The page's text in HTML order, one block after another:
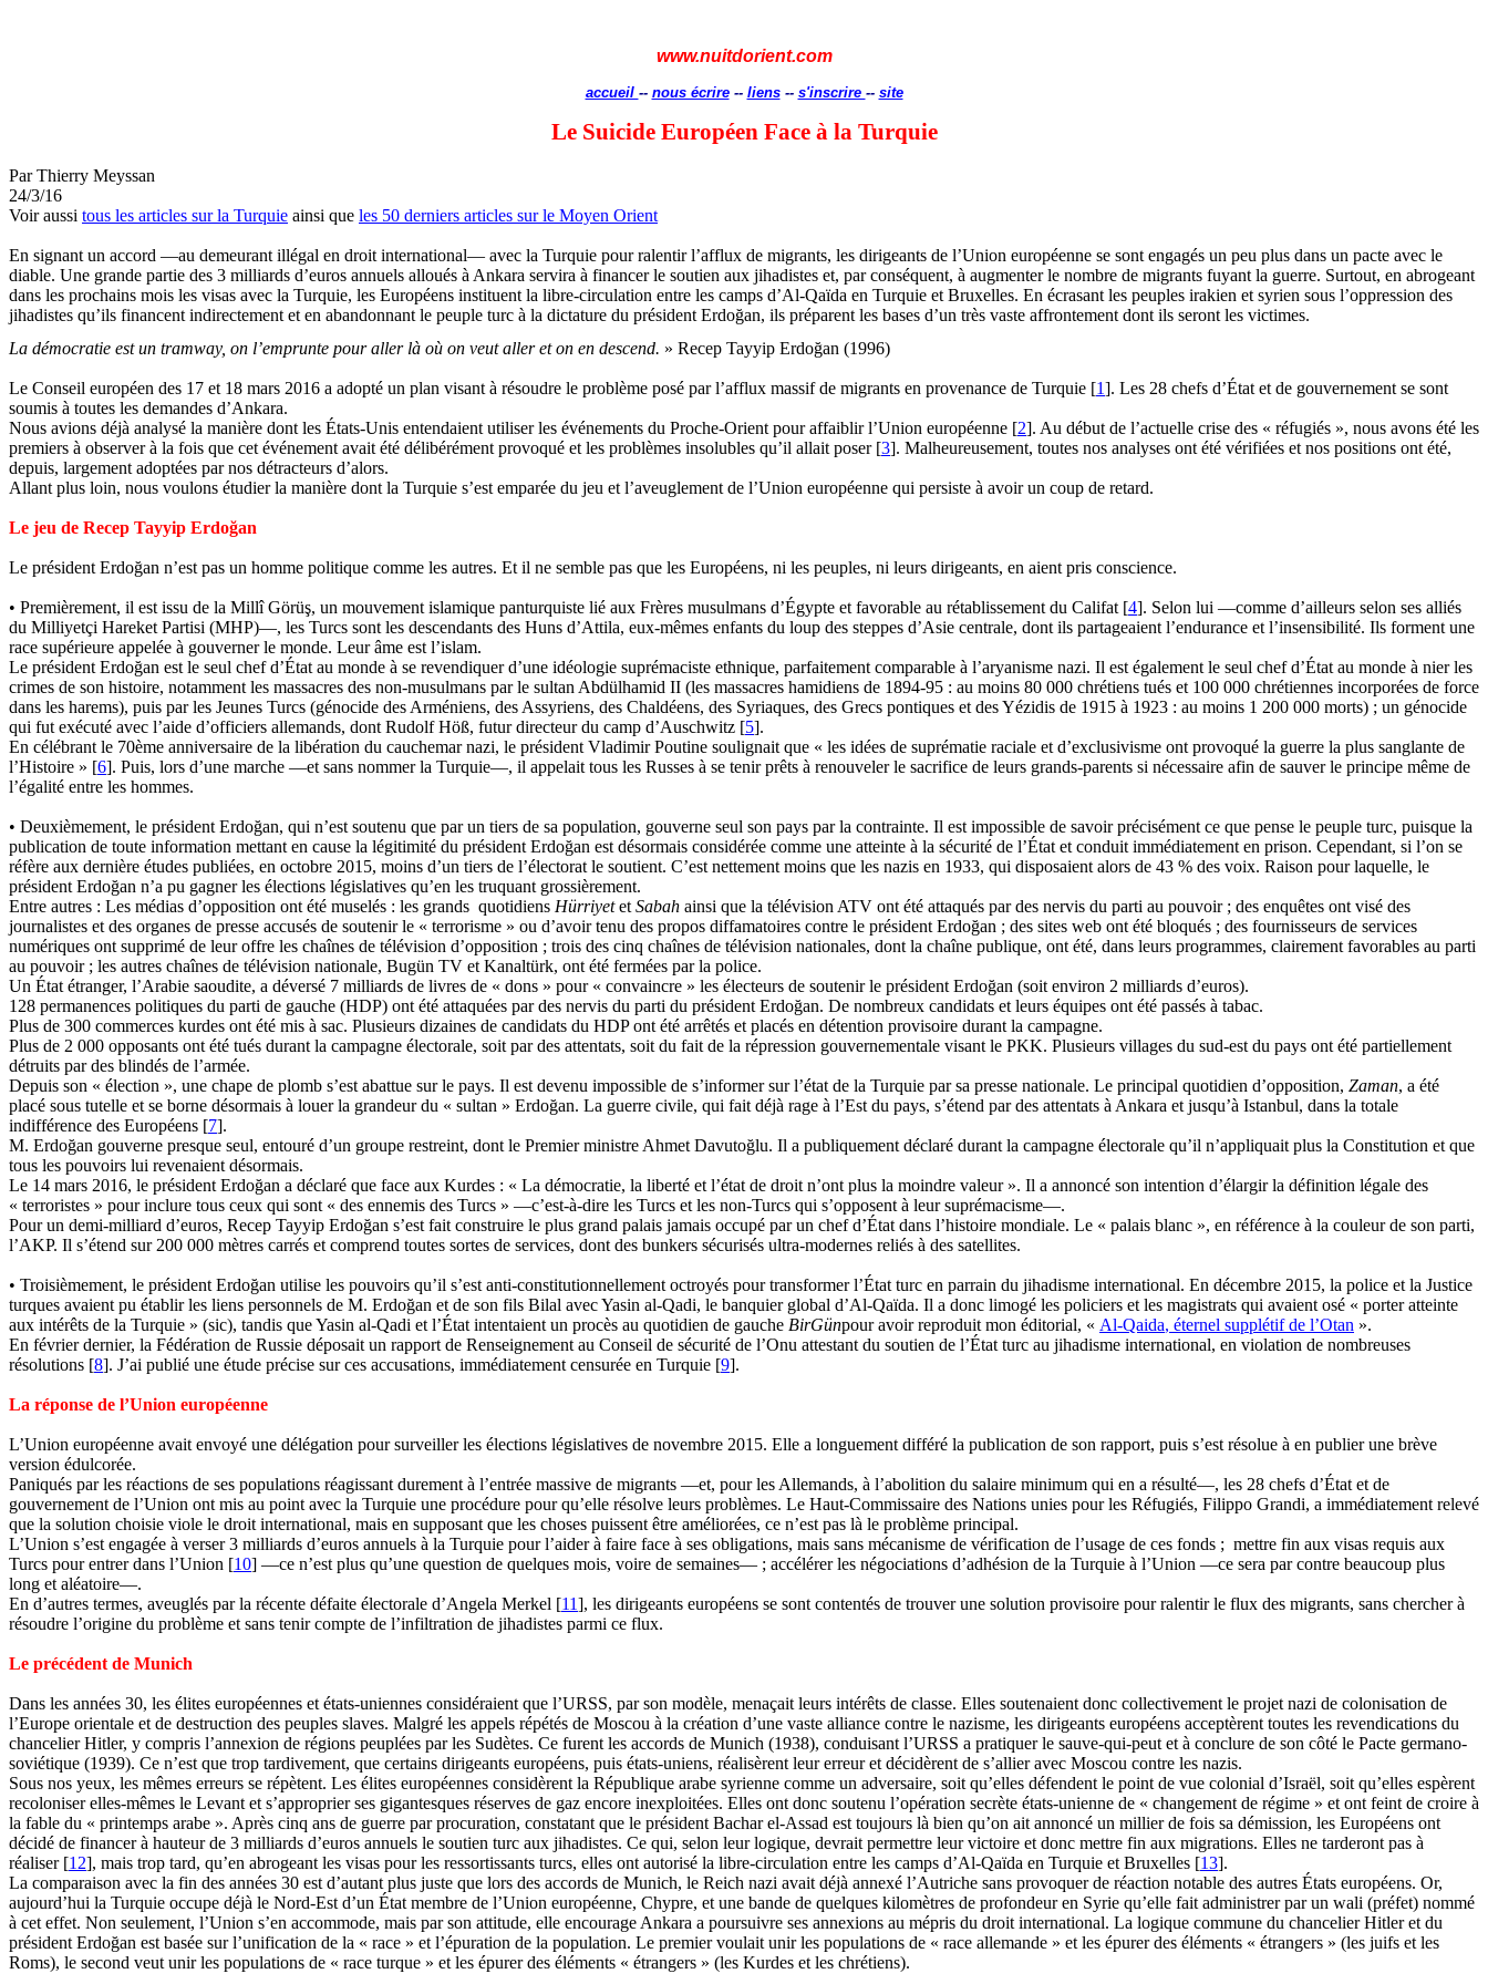
www.nuitdorient.com
accueil -- nous écrire-- liens-- s'inscrire -- site
Le Suicide Européen Face à la Turquie
Par Thierry Meyssan
24/3/16
Voir aussi tous les articles sur la Turquie ainsi que les 50 derniers articles sur le Moyen Orient
En signant un accord —au demeurant illégal en droit international— avec la Turquie pour ralentir l’afflux de migrants, les dirigeants de l’Union européenne se sont engagés un peu plus dans un pacte avec le
diable. Une grande partie des 3 milliards d’euros annuels alloués à Ankara servira à financer le soutien aux jihadistes et, par conséquent, à augmenter le nombre de migrants fuyant la guerre. Surtout, en abrogeant
dans les prochains mois les visas avec la Turquie, les Européens instituent la libre-circulation entre les camps d’Al-Qaïda en Turquie et Bruxelles. En écrasant les peuples irakien et syrien sous l’oppression des
jihadistes qu’ils financent indirectement et en abandonnant le peuple turc à la dictature du président Erdoğan, ils préparent les bases d’un très vaste affrontement dont ils seront les victimes.
La démocratie est un tramway, on l’emprunte pour aller là où on veut aller et on en descend. » Recep Tayyip Erdoğan (1996)
Le Conseil européen des 17 et 18 mars 2016 a adopté un plan visant à résoudre le problème posé par l’afflux massif de migrants en provenance de Turquie [1]. Les 28 chefs d’État et de gouvernement se sont
soumis à toutes les demandes d’Ankara.
Nous avions déjà analysé la manière dont les États-Unis entendaient utiliser les événements du Proche-Orient pour affaiblir l’Union européenne [2]. Au début de l’actuelle crise des « réfugiés », nous avons été les
premiers à observer à la fois que cet événement avait été délibérément provoqué et les problèmes insolubles qu’il allait poser [3]. Malheureusement, toutes nos analyses ont été vérifiées et nos positions ont été,
depuis, largement adoptées par nos détracteurs d’alors.
Allant plus loin, nous voulons étudier la manière dont la Turquie s’est emparée du jeu et l’aveuglement de l’Union européenne qui persiste à avoir un coup de retard.
Le jeu de Recep Tayyip Erdoğan
Le président Erdoğan n’est pas un homme politique comme les autres. Et il ne semble pas que les Européens, ni les peuples, ni leurs dirigeants, en aient pris conscience.
• Premièrement, il est issu de la Millî Görüş, un mouvement islamique panturquiste lié aux Frères musulmans d’Égypte et favorable au rétablissement du Califat [4]. Selon lui —comme d’ailleurs selon ses alliés
du Milliyetçi Hareket Partisi (MHP)—, les Turcs sont les descendants des Huns d’Attila, eux-mêmes enfants du loup des steppes d’Asie centrale, dont ils partageaient l’endurance et l’insensibilité. Ils forment une
race supérieure appelée à gouverner le monde. Leur âme est l’islam.
Le président Erdoğan est le seul chef d’État au monde à se revendiquer d’une idéologie suprémaciste ethnique, parfaitement comparable à l’aryanisme nazi. Il est également le seul chef d’État au monde à nier les
crimes de son histoire, notamment les massacres des non-musulmans par le sultan Abdülhamid II (les massacres hamidiens de 1894-95 : au moins 80 000 chrétiens tués et 100 000 chrétiennes incorporées de force
dans les harems), puis par les Jeunes Turcs (génocide des Arméniens, des Assyriens, des Chaldéens, des Syriaques, des Grecs pontiques et desYézidis de 1915 à 1923 : au moins 1 200 000 morts) ; un génocide
qui fut exécuté avec l’aide d’officiers allemands, dont RudolfHöß, futur directeur du camp d’Auschwitz [5].
En célébrant le 70ème anniversaire de la libération du cauchemar nazi, le président Vladimir Poutine soulignait que « les idées de suprématie raciale et d’exclusivisme ont provoqué la guerre la plus sanglante de
l’Histoire » [6]. Puis, lors d’une marche —et sans nommer la Turquie—, il appelait tous les Russes à se tenir prêts à renouveler le sacrifice de leurs grands-parents si nécessaire afin de sauver le principe même de
l’égalité entre les hommes.
• Deuxièmement, le président Erdoğan, qui n’est soutenu que par un tiers de sa population, gouverne seul son pays par la contrainte. Il est impossible de savoir précisément ce que pense le peuple turc, puisque la
publication de toute information mettant en cause la légitimité du président Erdoğan est désormais considérée comme une atteinte à la sécurité de l’État et conduit immédiatement en prison. Cependant, si l’on se
réfère aux dernière études publiées, en octobre 2015, moins d’un tiers de l’électorat le soutient. C’est nettement moins que les nazis en 1933, qui disposaient alors de 43 % des voix. Raison pour laquelle, le
président Erdoğan n’a pu gagner les élections législatives qu’en les truquant grossièrement.
Entre autres : Les médias d’opposition ont été muselés : les grands quotidiens Hürriyetet Sabah ainsi que la télévision ATV ont été attaqués par des nervis du parti au pouvoir ; des enquêtes ont visé des
journalistes et des organes de presse accusés de soutenir le « terrorisme » ou d’avoir tenu des propos diffamatoires contre le président Erdoğan ; des sites web ont été bloqués ; des fournisseurs de services
numériques ont supprimé de leur offre les chaînes de télévision d’opposition ; trois des cinq chaînes de télévision nationales, dont la chaîne publique, ont été, dans leurs programmes, clairement favorables au parti
au pouvoir ; les autres chaînes de télévision nationale, Bugün TV et Kanaltürk, ont été fermées par la police.
Un État étranger, l’Arabie saoudite, a déversé 7 milliards de livres de « dons » pour « convaincre » les électeurs de soutenir le président Erdoğan (soit environ 2 milliards d’euros).
128 permanences politiques du parti de gauche (HDP) ont été attaquées par des nervis du parti du président Erdoğan. De nombreux candidats et leurs équipes ont été passés à tabac.
Plus de 300 commerces kurdes ont été mis à sac. Plusieurs dizaines de candidats du HDP ont été arrêtés et placés en détention provisoire durant la campagne.
Plus de 2 000 opposants ont été tués durant la campagne électorale, soit par des attentats, soit du fait de la répression gouvernementale visant le PKK. Plusieurs villages du sud-est du pays ont été partiellement
détruits par des blindés de l’armée.
Depuis son « élection », une chape de plomb s’est abattue sur le pays. Il est devenu impossible de s’informer sur l’état de la Turquie par sa presse nationale. Le principal quotidien d’opposition, Zaman, a été
placé sous tutelle et se borne désormais à louer la grandeur du « sultan » Erdoğan. La guerre civile, qui fait déjà rage à l’Est du pays, s’étend par des attentats à Ankara et jusqu’à Istanbul, dans la totale
indifférence des Européens [7].
M. Erdoğan gouverne presque seul, entouré d’un groupe restreint, dont le Premier ministre Ahmet Davutoğlu. Il a publiquement déclaré durant la campagne électorale qu’il n’appliquait plus la Constitution et que
tous les pouvoirs lui revenaient désormais.
Le 14 mars 2016, le président Erdoğan a déclaré que face aux Kurdes : « La démocratie, la liberté et l’état de droit n’ont plus la moindre valeur ». Il a annoncé son intention d’élargir la définition légale des
« terroristes » pour inclure tous ceux qui sont « des ennemis des Turcs » —c’est-à-dire les Turcs et les non-Turcs qui s’opposent à leursuprémacisme—.
Pour un demi-milliard d’euros, Recep Tayyip Erdoğan s’est fait construire le plus grand palais jamais occupé par un chef d’État dans l’histoire mondiale. Le « palais blanc », en référence à la couleur de son parti,
l’AKP. Il s’étend sur 200 000 mètres carrés et comprend toutes sortes de services, dont des bunkers sécurisés ultra-modernes reliés à des satellites.
• Troisièmement, le président Erdoğan utilise les pouvoirs qu’il s’est anti-constitutionnellement octroyés pour transformer l’État turc en parrain du jihadisme international. En décembre 2015, la police et la Justice
turques avaient pu établir les liens personnels de M. Erdoğan et de son fils Bilal avecYasin al-Qadi, le banquier global d’Al-Qaïda. Il a donc limogé les policiers et les magistrats qui avaient osé « porter atteinte
aux intérêts de la Turquie » (sic), tandis queYasin al-Qadi et l’État intentaient un procès au quotidien de gauche BirGünpouravoir reproduit mon éditorial, « Al-Qaida, éternel supplétif de l’Otan ».
En février dernier, la Fédération de Russie déposait un rapport de Renseignement au Conseil de sécurité de l’Onu attestant du soutien de l’État turc au jihadisme international, en violation de nombreuses
résolutions [8]. J’ai publié une étude précise sur ces accusations, immédiatement censurée en Turquie [9].
La réponse de l’Union européenne
L’Union européenne avait envoyé une délégation pour surveiller les élections législatives de novembre 2015. Elle a longuement différé la publication de son rapport, puis s’est résolue à en publier une brève
version édulcorée.
Paniqués par les réactions de ses populations réagissant durement à l’entrée massive de migrants —et, pour les Allemands, à l’abolition du salaire minimum qui en a résulté—, les 28 chefs d’État et de
gouvernement de l’Union ont mis au point avec la Turquie une procédure pour qu’elle résolve leurs problèmes. Le Haut-Commissaire des Nations unies pour les Réfugiés, Filippo Grandi, a immédiatement relevé
que la solution choisie viole le droit international, mais en supposant que les choses puissent être améliorées, ce n’est pas là le problème principal.
L’Union s’est engagée à verser 3 milliards d’euros annuels à la Turquie pour l’aider à faire face à ses obligations, mais sans mécanisme de vérification de l’usage de ces fonds ; mettre fin aux visas requis aux
Turcs pour entrer dans l’Union [10] —ce n’est plus qu’une question de quelques mois, voire de semaines— ; accélérer les négociations d’adhésion de la Turquie à l’Union —ce sera par contre beaucoup plus
long et aléatoire—.
En d’autres termes, aveuglés par la récente défaite électorale d’Angela Merkel [11], les dirigeants européens se sont contentés de trouver une solution provisoire pour ralentir le flux des migrants, sans chercher à
résoudre l’origine du problème et sans tenir compte de l’infiltration de jihadistes parmi ce flux.
Le précédent de Munich
Dans les années 30, les élites européennes et états-uniennes considéraient que l’URSS, par son modèle, menaçait leurs intérêts de classe. Elles soutenaient donc collectivement le projet nazi de colonisation de
l’Europe orientale et de destruction des peuples slaves. Malgré les appels répétés de Moscou à la création d’une vaste alliance contre le nazisme, les dirigeants européens acceptèrent toutes les revendications du
chancelier Hitler, y compris l’annexion de régions peuplées par les Sudètes. Ce furent les accords de Munich (1938), conduisant l’URSS a pratiquer le sauve-qui-peut et à conclure de son côté le Pacte germano-
soviétique (1939). Ce n’est que trop tardivement, que certains dirigeants européens, puis états-uniens, réalisèrent leur erreur et décidèrent de s’allier avec Moscou contre les nazis.
Sous nos yeux, les mêmes erreurs se répètent. Les élites européennes considèrent la République arabe syrienne comme un adversaire, soit qu’elles défendent le point de vue colonial d’Israël, soit qu’elles espèrent
recoloniser elles-mêmes le Levant et s’approprier ses gigantesques réserves de gaz encore inexploitées. Elles ont donc soutenu l’opération secrète états-unienne de « changement de régime » et ont feint de croire à
la fable du « printemps arabe ». Après cinq ans de guerre par procuration, constatant que le président Bacharel-Assad est toujours là bien qu’on ait annoncé un millier de fois sa démission, les Européens ont
décidé de financer à hauteur de 3 milliards d’euros annuels le soutien turc aux jihadistes. Ce qui, selon leur logique, devrait permettre leur victoire et donc mettre fin aux migrations. Elles ne tarderont pas à
réaliser [12], mais trop tard, qu’en abrogeant les visas pour les ressortissants turcs, elles ont autorisé la libre-circulation entre les camps d’Al-Qaïda en Turquie et Bruxelles [13].
La comparaison avec la fin des années 30 est d’autant plus juste que lors des accords de Munich, le Reich nazi avait déjà annexé l’Autriche sans provoquer de réaction notable des autres États européens. Or,
aujourd’hui la Turquie occupe déjà le Nord-Est d’un État membre de l’Union européenne, Chypre, et une bande de quelques kilomètres de profondeur en Syrie qu’elle fait administrer par un wali (préfet) nommé
à cet effet. Non seulement, l’Union s’en accommode, mais par son attitude, elle encourage Ankara a poursuivre ses annexions au mépris du droit international. La logique commune du chancelier Hitler et du
président Erdoğan est basée sur l’unification de la « race » et l’épuration de la population. Le premier voulait unir les populations de « race allemande » et les épurer des éléments « étrangers » (les juifs et les
Roms), le second veut unir les populations de « race turque » et les épurer des éléments « étrangers » (les Kurdes et les chrétiens).